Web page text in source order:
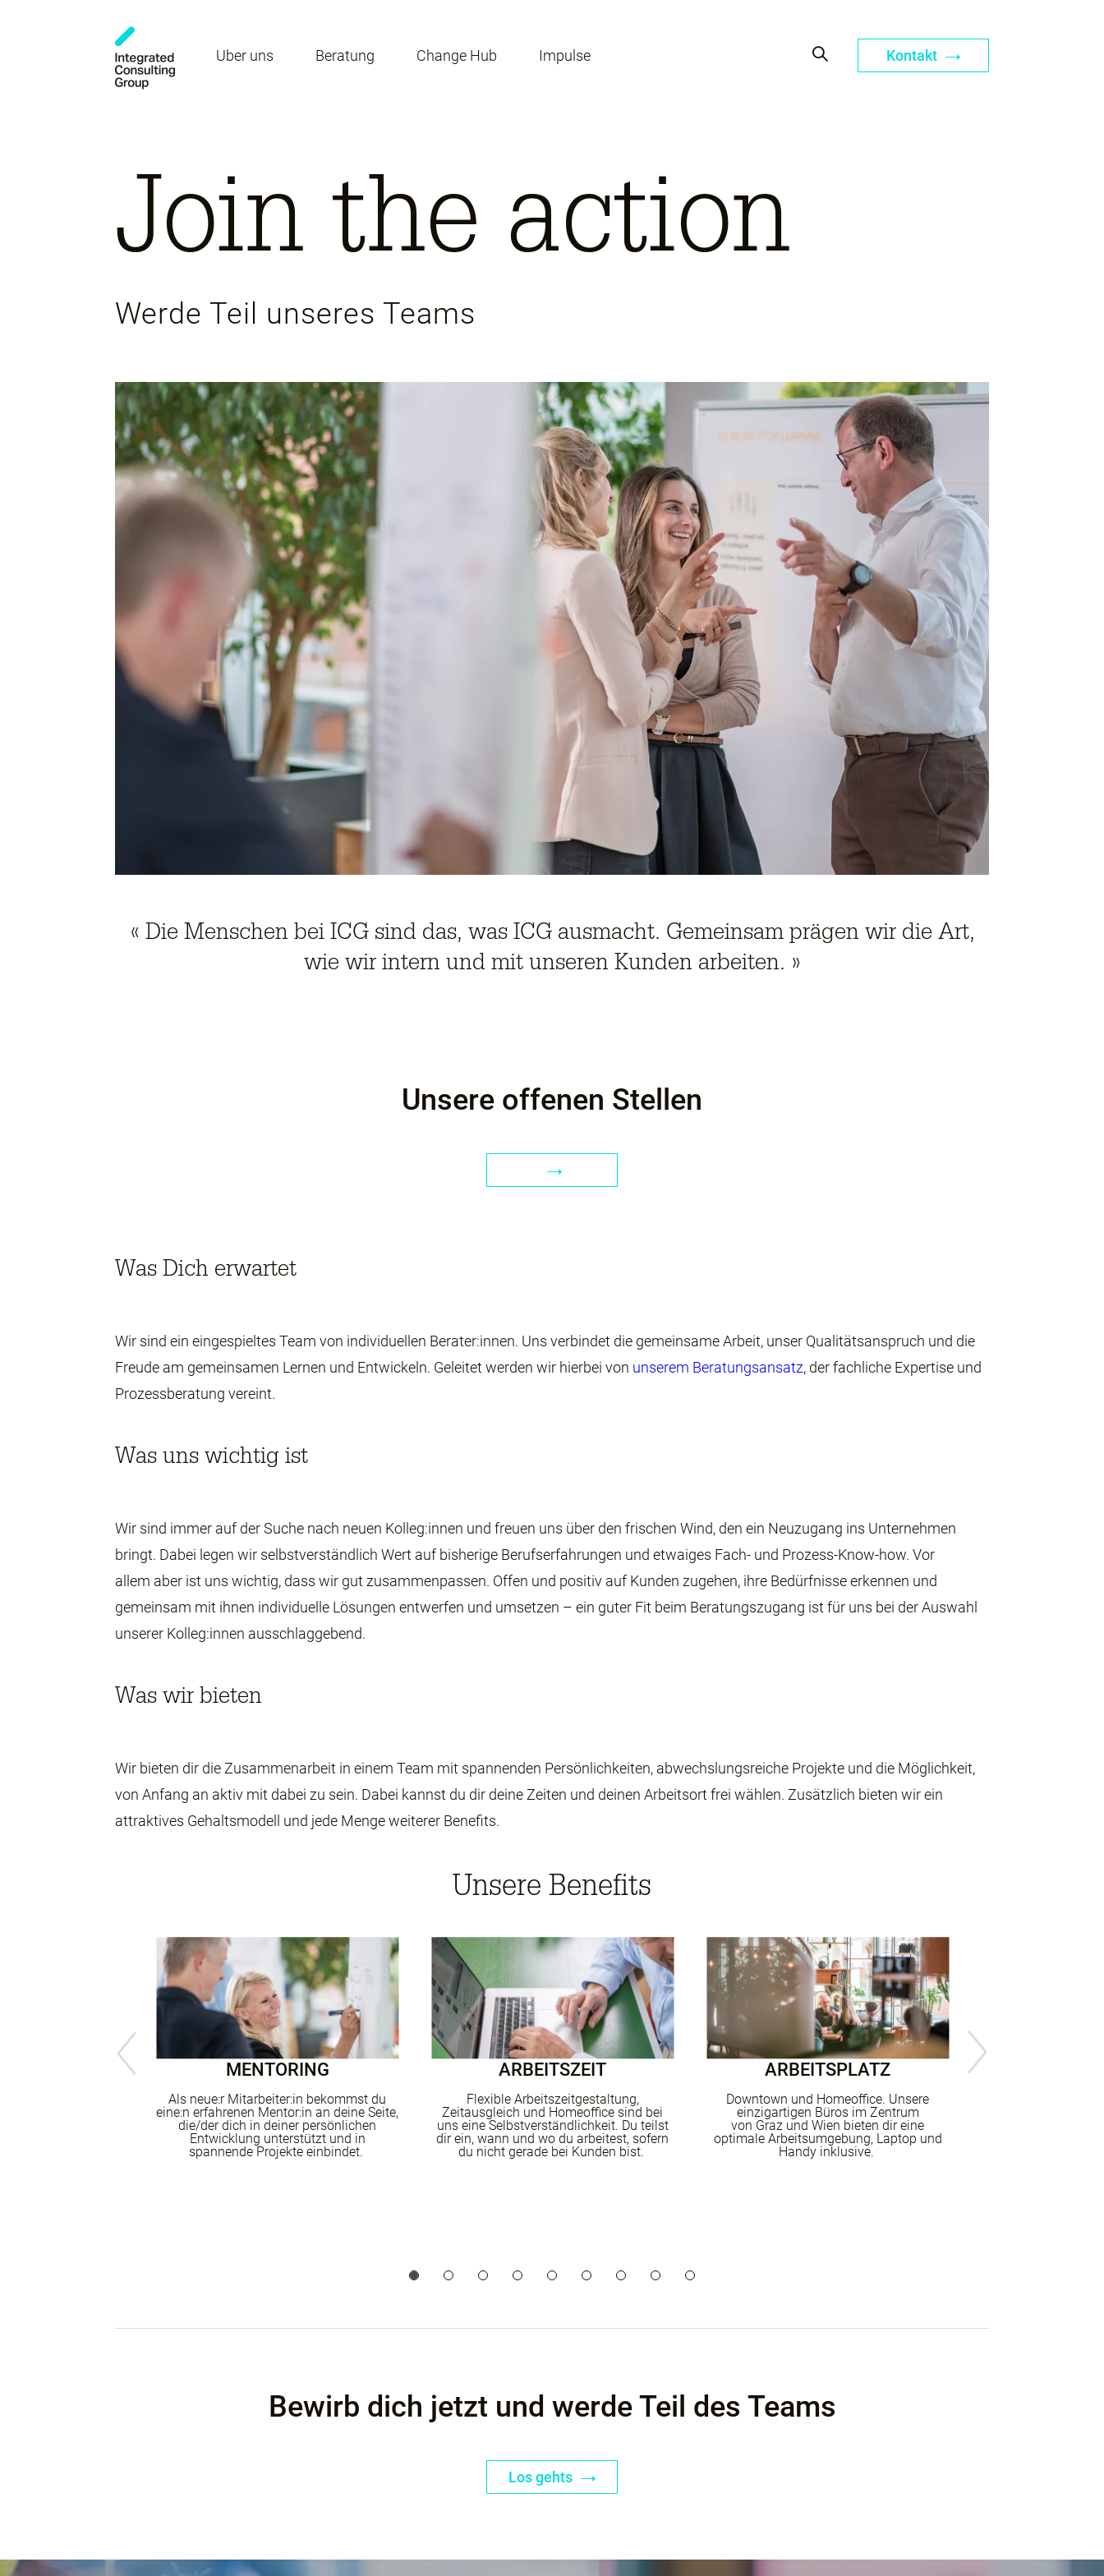
Über uns Beratung Change Hub Impulse Kontakt
Join the action
Werde Teil unseres Teams
« Die Menschen bei ICG sind das, was ICG ausmacht. Gemeinsam prägen wir die Art,
wie wir intern und mit unseren Kunden arbeiten. »
Unsere offenen Stellen
Was Dich erwartet
Wir sind ein eingespieltes Team von individuellen Berater:innen. Uns verbindet die gemeinsame Arbeit, unser Qualitätsanspruch und die
Freude am gemeinsamen Lernen und Entwickeln. Geleitet werden wir hierbei von unserem Beratungsansatz, der fachliche Expertise und
Prozessberatung vereint.
Was uns wichtig ist
Wir sind immer auf der Suche nach neuen Kolleg:innen und freuen uns über den frischen Wind, den ein Neuzugang ins Unternehmen
bringt. Dabei legen wir selbstverständlich Wert auf bisherige Berufserfahrungen und etwaiges Fach- und Prozess-Know-how. Vor
allem aber ist uns wichtig, dass wir gut zusammenpassen. Offen und positiv auf Kunden zugehen, ihre Bedürfnisse erkennen und
gemeinsam mit ihnen individuelle Lösungen entwerfen und umsetzen – ein guter Fit beim Beratungszugang ist für uns bei der Auswahl
unserer Kolleg:innen ausschlaggebend.
Was wir bieten
Wir bieten dir die Zusammenarbeit in einem Team mit spannenden Persönlichkeiten, abwechslungsreiche Projekte und die Möglichkeit,
von Anfang an aktiv mit dabei zu sein. Dabei kannst du dir deine Zeiten und deinen Arbeitsort frei wählen. Zusätzlich bieten wir ein
attraktives Gehaltsmodell und jede Menge weiterer Benefits.
Unsere Benefits
MENTORING
Als neue:r Mitarbeiter:in bekommst du
eine:n erfahrenen Mentor:in an deine Seite,
die/derdich in deiner persönlichen
Entwicklung unterstützt und in
spannende Projekte einbindet.
ARBEITSZEIT
Flexible Arbeitszeitgestaltung,
Zeitausgleich und Homeoffice sind bei
uns eine Selbstverständlichkeit. Du teilst
direin, wann und wo du arbeitest, sofern
du nicht gerade bei Kunden bist.
ARBEITSPLATZ
Downtown und Homeoffice. Unsere
einzigartigen Büros im Zentrum
von Graz und Wien bieten direine
optimale Arbeitsumgebung, Laptop und
Handy inklusive.
Bewirb dich jetzt und werde Teil des Teams
Los gehts